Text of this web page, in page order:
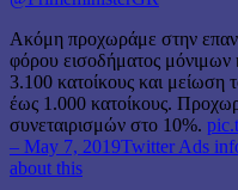
Ακόμη προχωράμε στην
φόρου εισοδήματος
3.100 κατοίκους και
έως 1.000 κατοίκους.
συνεταιρισμών στο 10%.
– May 7, 2019Twitter Ads
about this